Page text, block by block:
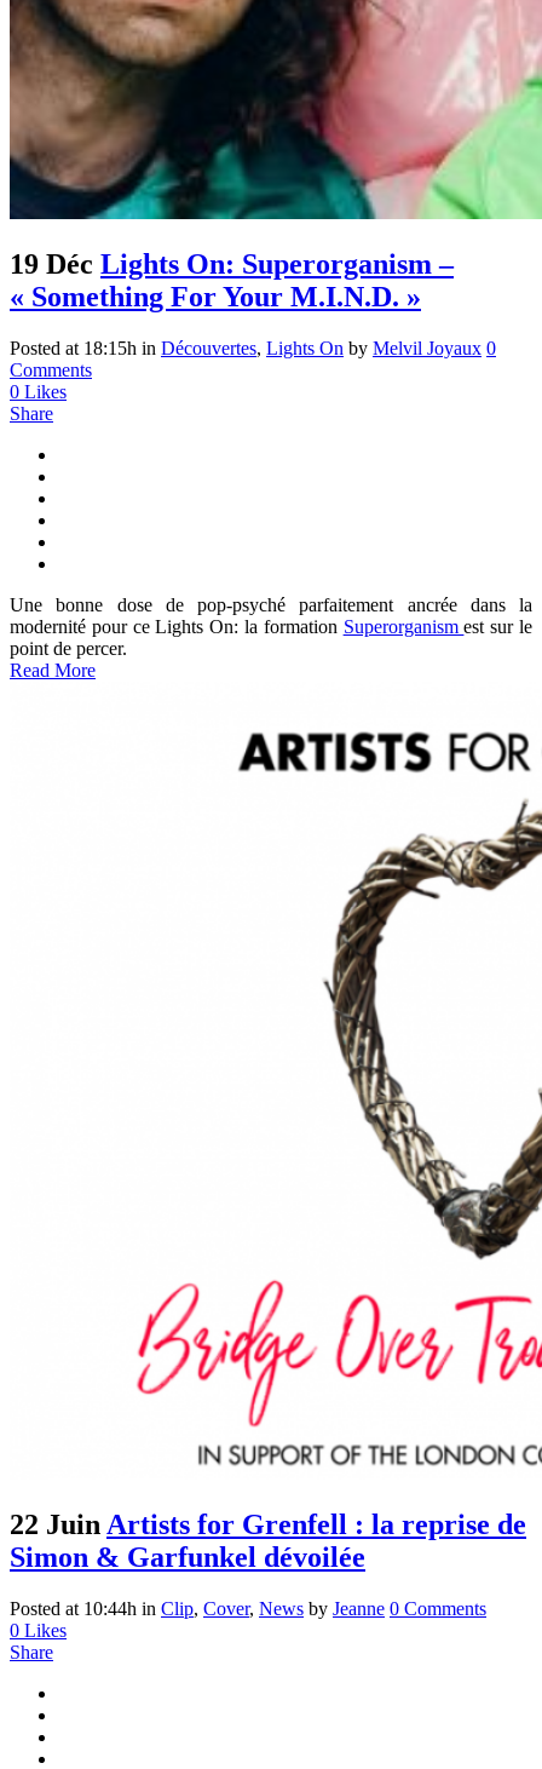
19 Déc Lights On: Superorganism –
« Something For Your M.I.N.D. »
Posted at 18:15h in Découvertes, Lights On by Melvil Joyaux 0
Comments
0 Likes
Share
Une bonne dose de pop-psyché parfaitement ancrée dans la
modernité pour ce Lights On: la formation Superorganismest sur le
point de percer.
Read More
22 Juin Artists for Grenfell : la reprise de
Simon & Garfunkel dévoilée
Posted at 10:44h in Clip, Cover, News by Jeanne 0 Comments
0 Likes
Share